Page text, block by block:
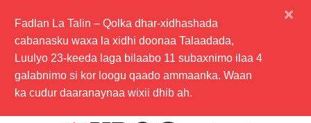
Fadlan La Talin – Qolka dhar-xidhashada
cabanasku waxa la xidhi doonaa Talaadada,
Luulyo 23-keeda laga bilaabo 11 subaxnimo ilaa 4
galabnimo si kor loogu qaado ammaanka. Waan
ka cudur daaranaynaa wixii dhib ah.
×